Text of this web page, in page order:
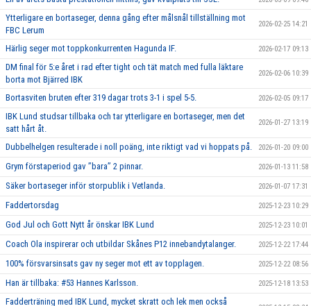
Ytterligare en bortaseger, denna gång efter målsnål tillställning mot
FBC Lerum
2026-02-25 14:21
Härlig seger mot toppkonkurrenten Hagunda IF. 2026-02-17 09:13
DM final för 5:e året i rad efter tight och tät match med fulla läktare
borta mot Bjärred IBK
2026-02-06 10:39
Bortasviten bruten efter 319 dagar trots 3-1 i spel 5-5. 2026-02-05 09:17
IBK Lund studsar tillbaka och tar ytterligare en bortaseger, men det
satt hårt åt.
2026-01-27 13:19
Dubbelhelgen resulterade i noll poäng, inte riktigt vad vi hoppats på. 2026-01-20 09:00
Grym förstaperiod gav ’’bara’’ 2 pinnar. 2026-01-13 11:58
Säker bortaseger inför storpublik i Vetlanda. 2026-01-07 17:31
Faddertorsdag 2025-12-23 10:29
God Jul och Gott Nytt år önskar IBK Lund 2025-12-23 10:01
Coach Ola inspirerar och utbildar Skånes P12 innebandytalanger. 2025-12-22 17:44
100% försvarsinsats gav ny seger mot ett av topplagen. 2025-12-22 08:56
Han är tillbaka: #53 Hannes Karlsson. 2025-12-18 13:53
Fadderträning med IBK Lund, mycket skratt och lek men också